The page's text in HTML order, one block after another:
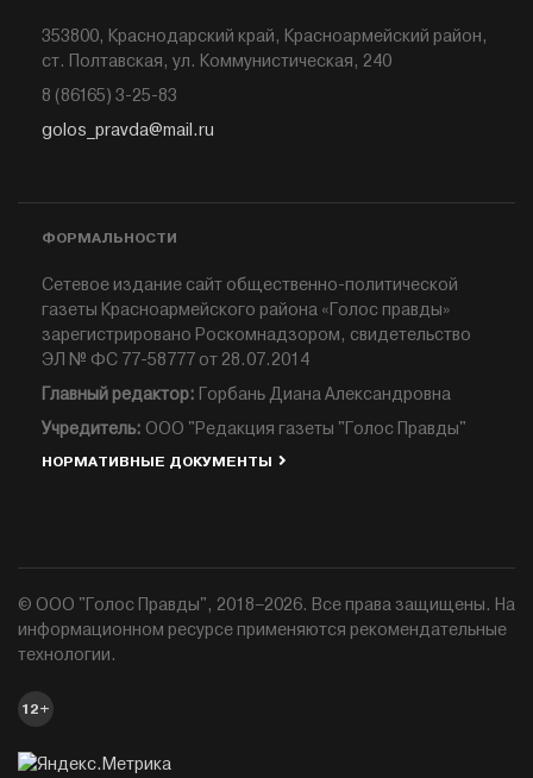
353800, Краснодарский край, Красноармейский район,
ст. Полтавская, ул. Коммунистическая, 240
8 (86165) 3-25-83
golos_pravda@mail.ru
ФОРМАЛЬНОСТИ
Сетевое издание сайт общественно-политической
газеты Красноармейского района «Голос правды»
зарегистрировано Роскомнадзором, свидетельство
ЭЛ № ФС 77-58777 от 28.07.2014
Главный редактор: Горбань Диана Александровна
Учредитель: ООО "Редакция газеты "Голос Правды"
НОРМАТИВНЫЕ ДОКУМЕНТЫ
© ООО "Голос Правды", 2018–2026. Все права защищены. На
информационном ресурсе применяются рекомендательные
технологии.
12+